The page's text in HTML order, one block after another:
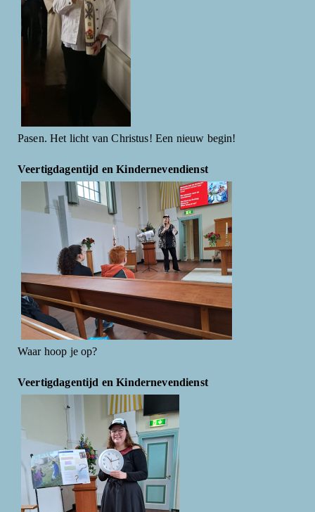
Pasen. Het licht van Christus! Een nieuw begin!
Veertigdagentijd en Kindernevendienst
Waar hoop je op?
Veertigdagentijd en Kindernevendienst